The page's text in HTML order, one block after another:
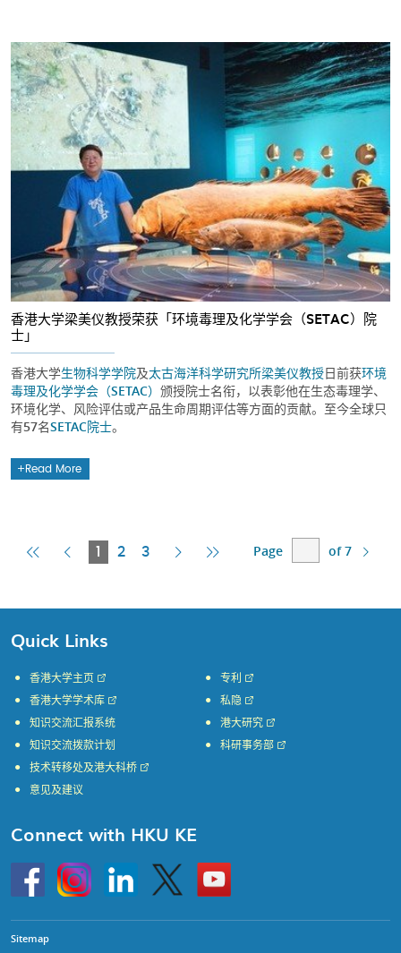
香港大学梁美仪教授荣获「环境毒理及化学学会（SETAC）院
士」
香港大学生物科学学院及太古海洋科学研究所梁美仪教授日前获环境
毒理及化学学会（SETAC） 颁授院士名衔，以表彰他在生态毒理学、
环境化学、风险评估或产品生命周期评估等方面的贡献。至今全球只
有57名SETAC院士。
Read More
FirstPrevious
1
Current
2 3
Next Last
Page of 7
Quick Links
香港大学主页
香港大学学术库
知识交流汇报系统
知识交流拨款计划
专利
私隐
港大研究
科研事务部
技术转移处及港大科桥
意见及建议
Connect with HKU KE
HKU
InstagramLinkedin Twitter
Go
to
HKU
Sitemap